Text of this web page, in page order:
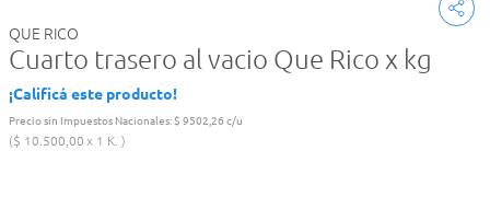
QUE RICO
Cuarto trasero al vacio Que Rico x kg
¡Calificá este producto!
Precio sin Impuestos Nacionales:$ 9502,26 c/u
$ 10.500,00 1 K.